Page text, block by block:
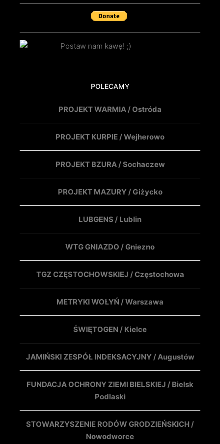
POLECAMY
PROJEKT WARMIA / Ostróda
PROJEKT KURPIE / Wejherowo
PROJEKT BZURA / Sochaczew
PROJEKT MAZURY / Giżycko
LUBGENS / Lublin
WTG GNIAZDO / Gniezno
TGZ CZĘSTOCHOWSKIEJ / Częstochowa
METRYKI WOŁYŃ / Warszawa
ŚWIĘTOGEN / Kielce
JAMIŃSKI ZESPÓŁ INDEKSACYJNY / Augustów
FUNDACJA OCHRONY ZIEMI BIELSKIEJ / Bielsk
Podlaski
STOWARZYSZENIE RODÓW GRODZIEŃSKICH /
Nowodworce